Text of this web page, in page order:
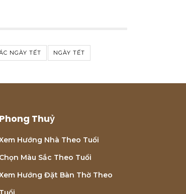
NGÀY TẾT NGÀY TẾT
Phong Thuỷ
Hướng Nhà Theo Tuổi
Chọn Màu Sắc Theo Tuổi
Hướng Đặt Bàn Thờ Theo